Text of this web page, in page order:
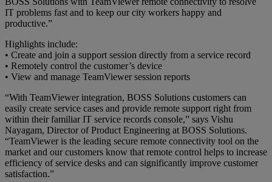
IT problems fast and to keep our city workers happy and
productive.”
Highlights include:
• Create and join a support session directly from a service record
• Remotely control the customer’s device
• View and manage TeamViewer session reports
“With TeamViewer integration, BOSS Solutions customers can
easily create service cases and provide remote support right from
within their familiar IT service records console,” says Vishu
Nayagam, Director of Product Engineering at BOSS Solutions.
“TeamViewer is the leading secure remote connectivity tool on the
market and our customers know that remote control helps to increase
efficiency of service desks and can significantly improve customer
satisfaction.”